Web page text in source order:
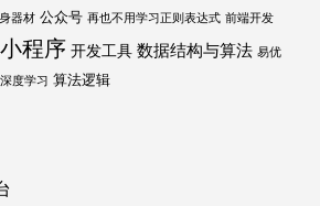
器材 公众号 再也不用学习正则表达式 前端开发
小程序 开发工具 数据结构与算法 易优
深度学习 算法逻辑